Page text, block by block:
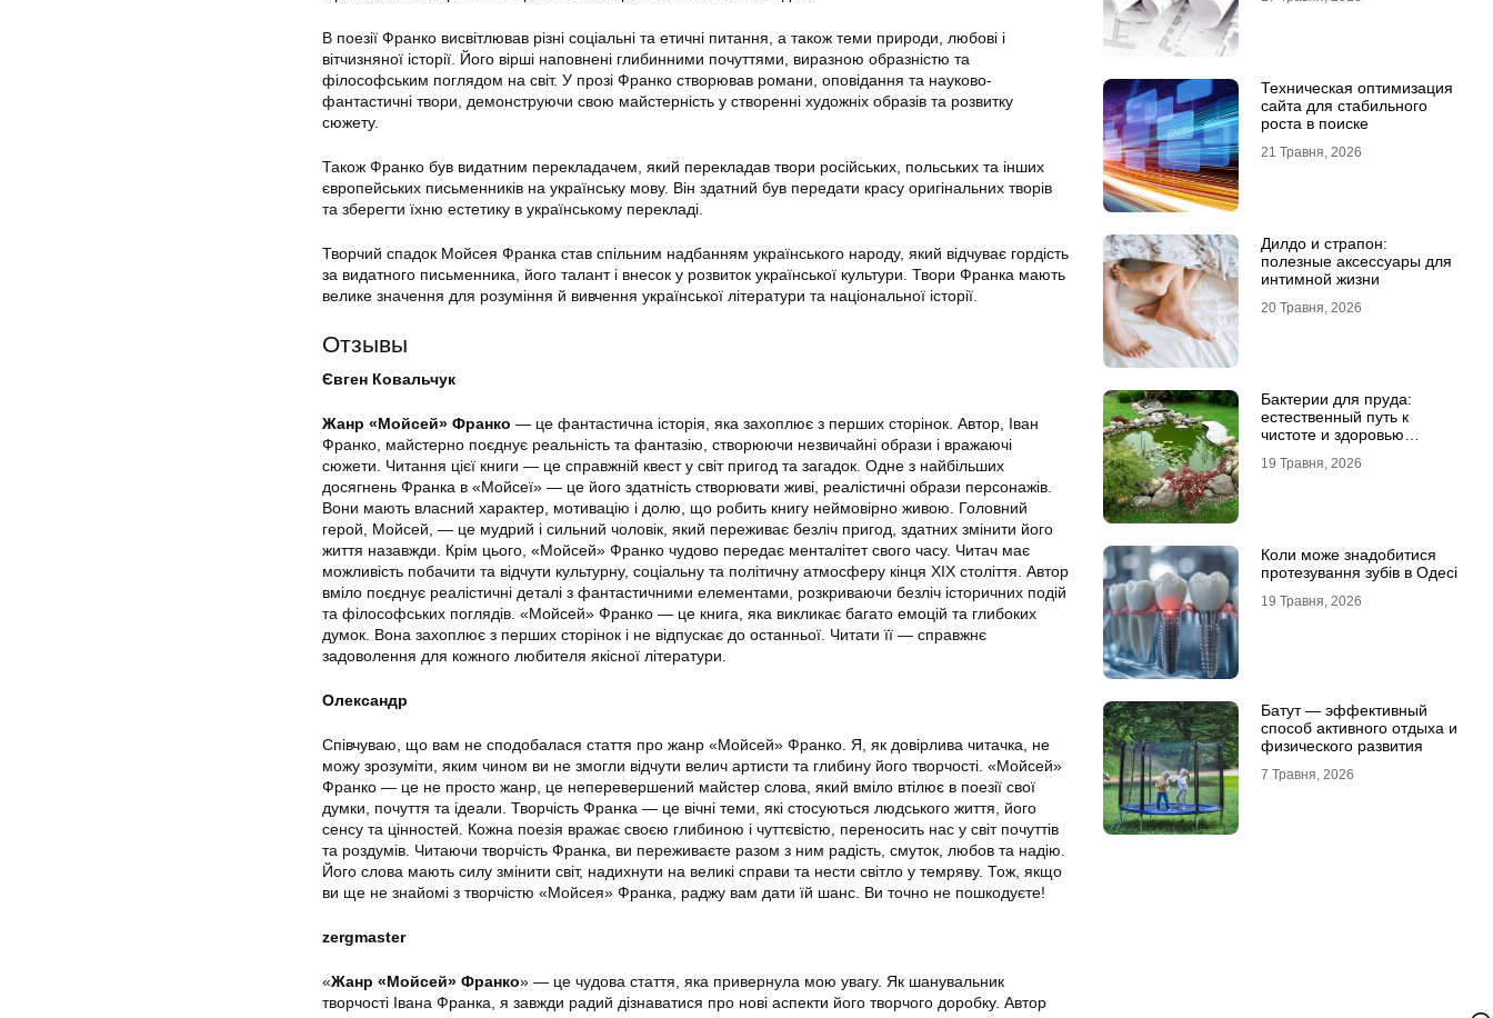
В поезії Франко висвітлював різні соціальні та етичні питання, а також теми природи, любові і
вітчизняної історії. Його вірші наповнені глибинними почуттями, виразною образністю та
філософським поглядом на світ. У прозі Франко створював романи, оповідання та науково-
фантастичні твори, демонструючи свою майстерність у створенні художніх образів та розвитку
сюжету.
Також Франко був видатним перекладачем, який перекладав твори російських, польських та інших
європейських письменників на українську мову. Він здатний був передати красу оригінальних творів
та зберегти їхню естетику в українському перекладі.
Творчий спадок Мойсея Франка став спільним надбанням українського народу, який відчуває гордість
за видатного письменника, його талант і внесок у розвиток української культури. Твори Франка мають
велике значення для розуміння й вивчення української літератури та національної історії.
Отзывы
Євген Ковальчук
Жанр «Мойсей» Франко — це фантастична історія, яка захоплює з перших сторінок. Автор, Іван
Франко, майстерно поєднує реальність та фантазію, створюючи незвичайні образи і вражаючі
сюжети. Читання цієї книги — це справжній квест у світ пригод та загадок. Одне з найбільших
досягнень Франка в «Мойсеї» — це його здатність створювати живі, реалістичні образи персонажів.
Вони мають власний характер, мотивацію і долю, що робить книгу неймовірно живою. Головний
герой, Мойсей, — це мудрий і сильний чоловік, який переживає безліч пригод, здатних змінити його
життя назавжди. Крім цього, «Мойсей» Франко чудово передає менталітет свого часу. Читач має
можливість побачити та відчути культурну, соціальну та політичну атмосферу кінця XIX століття. Автор
вміло поєднує реалістичні деталі з фантастичними елементами, розкриваючи безліч історичних подій
та філософських поглядів. «Мойсей» Франко — це книга, яка викликає багато емоцій та глибоких
думок. Вона захоплює з перших сторінок і не відпускає до останньої. Читати її — справжнє
задоволення для кожного любителя якісної літератури.
Олександр
Співчуваю, що вам не сподобалася стаття про жанр «Мойсей» Франко. Я, як довірлива читачка, не
можу зрозуміти, яким чином ви не змогли відчути велич артисти та глибину його творчості. «Мойсей»
Франко — це не просто жанр, це неперевершений майстер слова, який вміло втілює в поезії свої
думки, почуття та ідеали. Творчість Франка — це вічні теми, які стосуються людського життя, його
сенсу та цінностей. Кожна поезія вражає своєю глибиною і чуттєвістю, переносить нас у світ почуттів
та роздумів. Читаючи творчість Франка, ви переживаєте разом з ним радість, смуток, любов та надію.
Його слова мають силу змінити світ, надихнути на великі справи та нести світло у темряву. Тож, якщо
ви ще не знайомі з творчістю «Мойсея» Франка, раджу вам дати їй шанс. Ви точно не пошкодуєте!
zergmaster
«Жанр «Мойсей» Франко» — це чудова стаття, яка привернула мою увагу. Як шанувальник
творчості Івана Франка, я завжди радий дізнаватися про нові аспекти його творчого доробку. Автор
Техническая оптимизация
сайта для стабильного
роста в поиске
21 Травня, 2026
Дилдо и страпон:
полезные аксессуары для
интимной жизни
20 Травня, 2026
Бактерии для пруда:
естественный путь к
чистоте и здоровью
19 Травня, 2026
Коли може знадобитися
протезування зубів в Одесі
19 Травня, 2026
Батут — эффективный
способ активного отдыха и
физического развития
7 Травня, 2026